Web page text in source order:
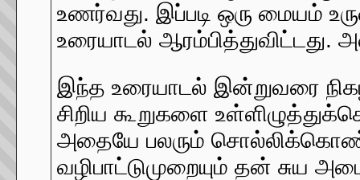
உணர்வது. இப்படி ஒரு மையம்
உரையாடல்
இந்த உரையாடல் இன்றுவரை
சிறிய கூறுகளை
அதையே பலரும்
வழிபாட்டுமுறையும் தன் சுய